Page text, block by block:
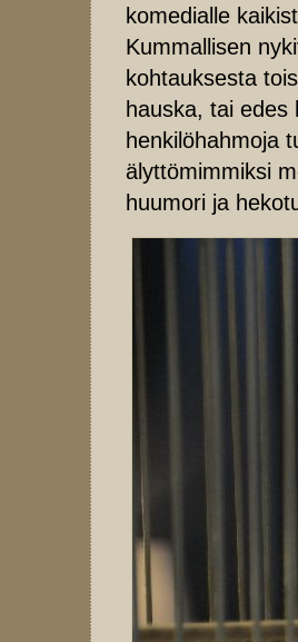
komedialle
Kummallisen
kohtauksesta
hauska, tai edes
henkilöhahmoja
älyttömimmiksi
huumori ja